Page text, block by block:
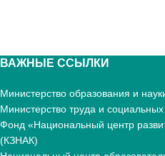
ВАЖНЫЕ ССЫЛКИ
Министерство образования и
Министерство труда и
Фонд «Национальный центр
(КЗНАК)